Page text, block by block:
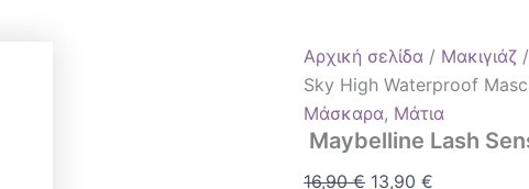
Αρχική σελίδα / Μακιγιάζ /
Sky High Waterproof
Μάσκαρα, Μάτια
Maybelline Lash
16,90€ 13,90€